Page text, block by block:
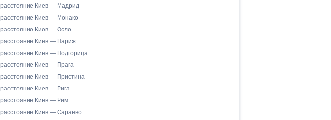
расстояние Киев — Мадрид
расстояние Киев — Монако
расстояние Киев — Осло
расстояние Киев — Париж
расстояние Киев — Подгорица
расстояние Киев — Прага
расстояние Киев — Пристина
расстояние Киев — Рига
расстояние Киев — Рим
расстояние Киев — Сараево